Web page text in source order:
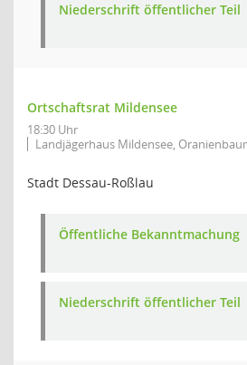
Niederschrift öffentlicher Teil
Ortschaftsrat Mildensee
18:30 Uhr
Landjägerhaus Mildensee,
Stadt Dessau-Roßlau
Öffentliche Bekanntmachung
Niederschrift öffentlicher Teil